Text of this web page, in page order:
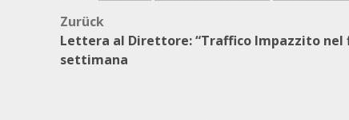
Beitragsnavigation
Zurück
Lettera al Direttore: “Traffico Impazzito nel
settimana